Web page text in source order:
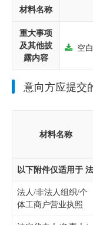
材料名称
重大事项
及其他披
露内容
空
意向方应提交
材料名称
以下附件仅适用于
法人/非法人组织/个
体工商户营业执照